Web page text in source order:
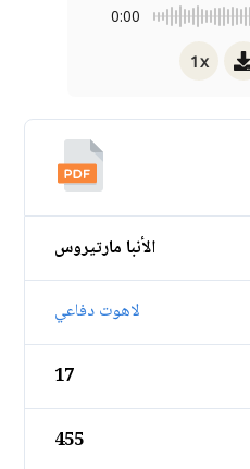
0:00
1x
الأنبا مارتيروس
لاهوت دفاعي
17
455